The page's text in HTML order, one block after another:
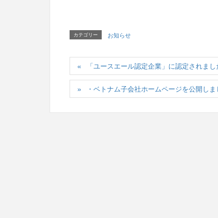
カテゴリー お知らせ
「ユースエール認定企業」に認定されまし
・ベトナム子会社ホームページを公開しま